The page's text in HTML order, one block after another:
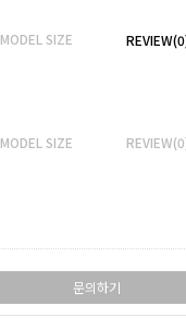
MODEL SIZE
MODEL SIZE
문의하기